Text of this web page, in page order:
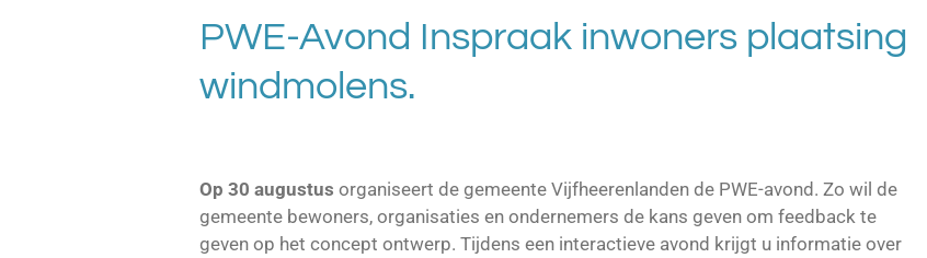
PWE-Avond Inspraak inwoners plaatsing
windmolens.
Op 30 augustus organiseert de gemeente Vijfheerenlanden de PWE-avond. Zo wil de
gemeente bewoners, organisaties en ondernemers de kans geven om feedback te
geven op het concept ontwerp. Tijdens een interactieve avond krijgt u informatie over